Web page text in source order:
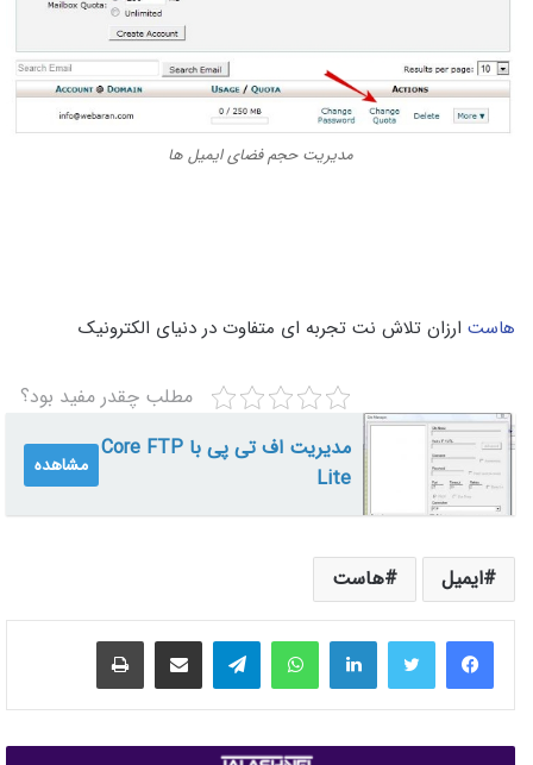
مدیریت حجم فضای ایمیل ها
هاست ارزان تلاش نت تجربه ای متفاوت در دنیای الکترونیک
مطلب چقدر مفید بود؟
مدیریت اف تی پی با Core FTP
Lite
مشاهده
ایمیل هاست
لینکدینواتس آپ تلگرام اشتراک گذاری از طریق ایمیل چاپ